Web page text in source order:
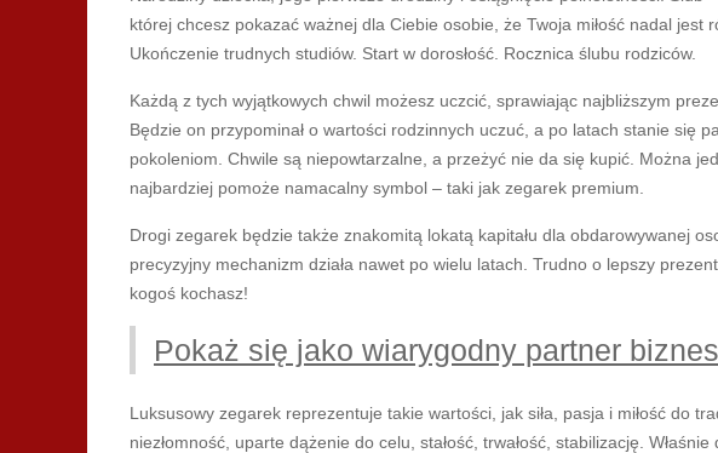
której chcesz pokazać ważnej dla Ciebie osobie, że Twoja miłość nadal jest
Ukończenie trudnych studiów. Start w dorosłość. Rocznica ślubu rodziców.
Każdą z tych wyjątkowych chwil możesz uczcić, sprawiając najbliższym
Będzie on przypominał o wartości rodzinnych uczuć, a po latach stanie się
pokoleniom. Chwile są niepowtarzalne, a przeżyć nie da się kupić. Można
najbardziej pomoże namacalny symbol – taki jak zegarek premium.
Drogi zegarek będzie także znakomitą lokatą kapitału dla obdarowywanej
precyzyjny mechanizm działa nawet po wielu latach. Trudno o lepszy
kogoś kochasz!
Pokaż się jako wiarygodny partner
Luksusowy zegarek reprezentuje takie wartości, jak siła, pasja i miłość do
niezłomność, uparte dążenie do celu, stałość, trwałość, stabilizację.